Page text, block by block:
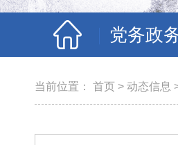
党务政
当前位置： 首页 > 动态信息